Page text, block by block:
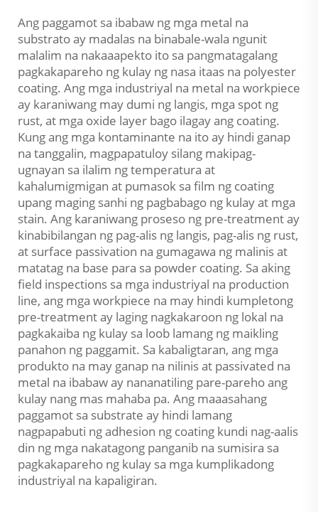
Ang paggamot sa ibabaw ng mga metal na
substrato ay madalas na binabale-wala ngunit
malalim na nakaaapekto ito sa pangmatagalang
pagkakapareho ng kulay ng nasa itaas na polyester
coating. Ang mga industriyal na metal na workpiece
ay karaniwang may dumi ng langis, mga spot ng
rust, at mga oxide layer bago ilagay ang coating.
Kung ang mga kontaminante na ito ay hindi ganap
na tanggalin, magpapatuloy silang makipag-
ugnayan sa ilalim ng temperatura at
kahalumigmigan at pumasok sa film ng coating
upang maging sanhi ng pagbabago ng kulay at mga
stain. Ang karaniwang proseso ng pre-treatment ay
kinabibilangan ng pag-alis ng langis, pag-alis ng rust,
at surface passivation na gumagawa ng malinis at
matatag na base para sa powder coating. Sa aking
field inspections sa mga industriyal na production
line, ang mga workpiece na may hindi kumpletong
pre-treatment ay laging nagkakaroon ng lokal na
pagkakaiba ng kulay sa loob lamang ng maikling
panahon ng paggamit. Sa kabaligtaran, ang mga
produkto na may ganap na nilinis at passivated na
metal na ibabaw ay nananatiling pare-pareho ang
kulay nang mas mahaba pa. Ang maaasahang
paggamot sa substrate ay hindi lamang
nagpapabuti ng adhesion ng coating kundi nag-aalis
din ng mga nakatagong panganib na sumisira sa
pagkakapareho ng kulay sa mga kumplikadong
industriyal na kapaligiran.